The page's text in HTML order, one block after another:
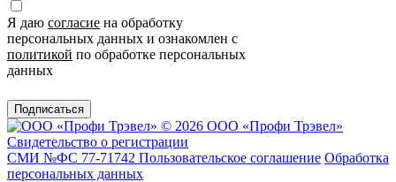
Я даю согласие на обработку
персональных данных и ознакомлен с
политикой по обработке персональных
данных
Подписаться
© 2026 ООО «Профи Трэвeл»
Свидетельство о регистрации
СМИ №ФС 77-71742 Пользовательское соглашение Обработка
персональных данных